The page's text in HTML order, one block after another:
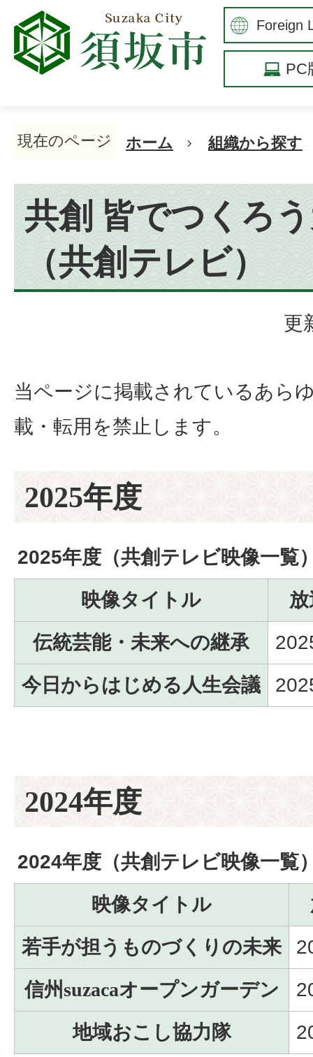
PC
現在のページ ホーム 組織から探す
共創 皆でつくろ
（共創テレビ）
更
当ページに掲載されているあら
載・転用を禁止します。
2025年度
2025年度（共創テレビ映像一覧
映像タイトル
伝統芸能・未来への継承
今日からはじめる人生会議
2024年度
2024年度（共創テレビ映像一覧
映像タイトル
若手が担うものづくりの未来
信州suzacaオープンガーデン
地域おこし協力隊